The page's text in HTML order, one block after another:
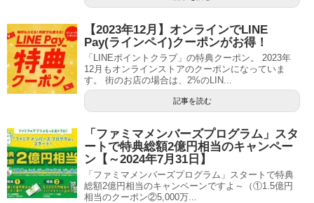
【2023年12月】オンラインでLINE
Pay(ラインペイ)クーポンがお得！
「LINEポイントクラブ」の特典クーポン。 2023年
12月もオンラインストアのクーポンになっていま
す。 街のお店の場合は、2%のLIN...
記事を読む
「ファミマメンバーズプログラム」スタ
ートで特典総額2億円相当のキャンペー
ン【～2024年7月31日】
「ファミマメンバーズプログラム」スタートで特典
総額2億円相当のキャンペーンですよ～（①1.5億円
相当のクーポン②5,000万...